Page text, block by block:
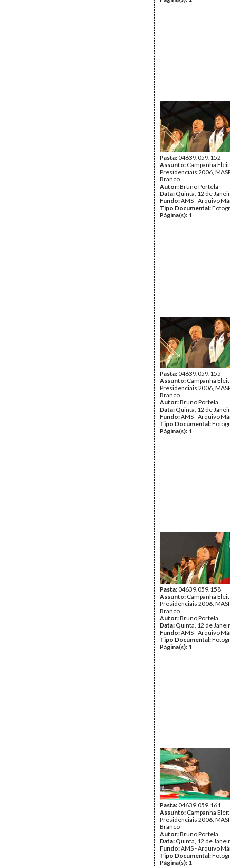
Pasta:04639.059.152
Assunto: Campanha
Presidenciais 2006,
Branco
Autor:Bruno Portela
Data: Quinta, 12 de
Fundo:AMS - Arquivo
Tipo Documental:
Página(s): 1
Pasta:04639.059.155
Assunto: Campanha
Presidenciais 2006,
Branco
Autor:Bruno Portela
Data: Quinta, 12 de
Fundo:AMS - Arquivo
Tipo Documental:
Página(s): 1
Pasta:04639.059.158
Assunto: Campanha
Presidenciais 2006,
Branco
Autor:Bruno Portela
Data: Quinta, 12 de
Fundo:AMS - Arquivo
Tipo Documental:
Página(s): 1
Pasta:04639.059.161
Assunto: Campanha
Presidenciais 2006,
Branco
Autor:Bruno Portela
Data: Quinta, 12 de
Fundo:AMS - Arquivo
Tipo Documental:
Página(s): 1